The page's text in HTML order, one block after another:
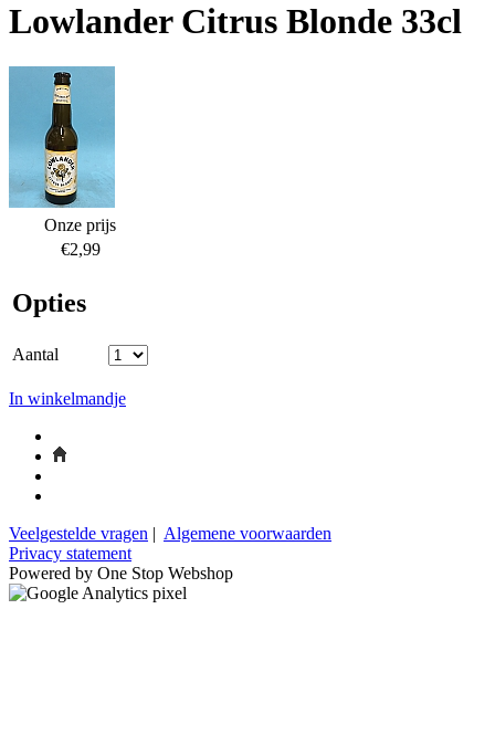
Lowlander Citrus Blonde 33cl
Onze prijs
€2,99
Opties
Aantal
In winkelmandje
Veelgestelde vragen | Algemene voorwaarden
Privacy statement
Powered by One Stop Webshop